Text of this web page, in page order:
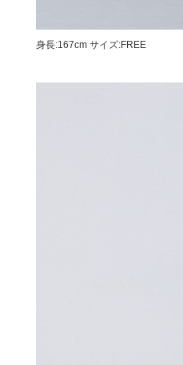
身長:167cm サイズ:FREE